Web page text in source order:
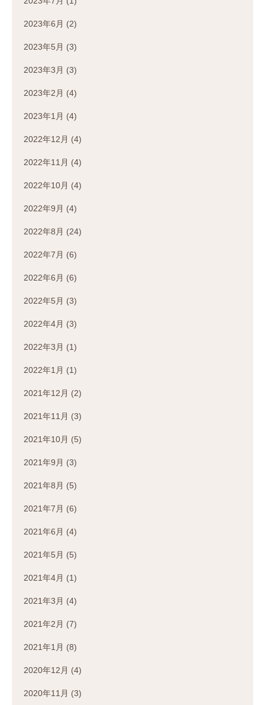
2023年6月 (2)
2023年5月 (3)
2023年3月 (3)
2023年2月 (4)
2023年1月 (4)
2022年12月 (4)
2022年11月 (4)
2022年10月 (4)
2022年9月 (4)
2022年8月 (24)
2022年7月 (6)
2022年6月 (6)
2022年5月 (3)
2022年4月 (3)
2022年3月 (1)
2022年1月 (1)
2021年12月 (2)
2021年11月 (3)
2021年10月 (5)
2021年9月 (3)
2021年8月 (5)
2021年7月 (6)
2021年6月 (4)
2021年5月 (5)
2021年4月 (1)
2021年3月 (4)
2021年2月 (7)
2021年1月 (8)
2020年12月 (4)
2020年11月 (3)